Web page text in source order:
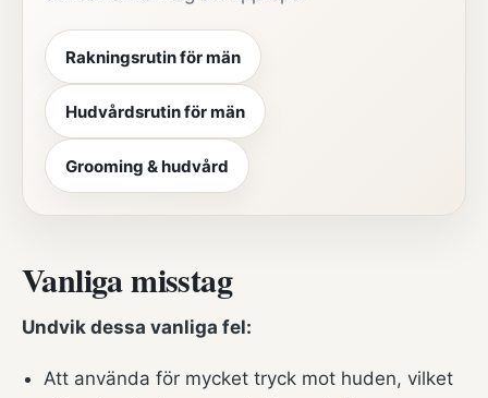
Rakningsrutin för män
Hudvårdsrutin för män
Grooming & hudvård
Vanliga misstag
Undvik dessa vanliga fel:
Att använda för mycket tryck mot huden, vilket